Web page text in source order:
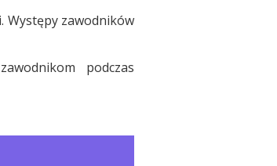
Występy zawodników
podczas